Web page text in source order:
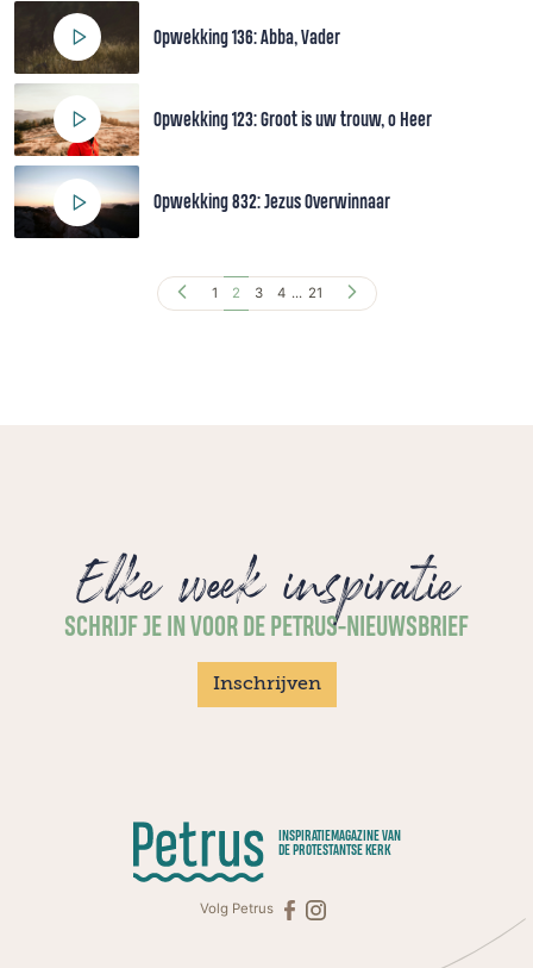
Opwekking 136: Abba, Vader
Opwekking 123: Groot is uw trouw, o Heer
Opwekking 832: Jezus Overwinnaar
1 2 3 4 ... 21
Elke week inspiratie
SCHRIJF JE IN VOOR DE PETRUS-NIEUWSBRIEF
Inschrijven
INSPIRATIEMAGAZINE VAN
DE PROTESTANTSE KERK
Volg Petrus